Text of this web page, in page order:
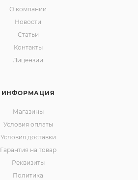
О компании
Новости
Статьи
Контакты
Лицензии
ИНФОРМАЦИЯ
Магазины
Условия оплаты
Условия доставки
Гарантия на товар
Реквизиты
Политика